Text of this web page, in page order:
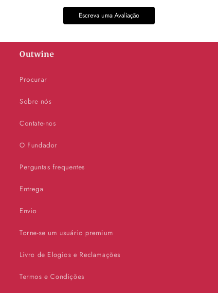
Escreva uma Avaliação
Outwine
Procurar
Sobre nós
Contate-nos
O Fundador
Perguntas frequentes
Entrega
Envio
Torne-se um usuário premium
Livro de Elogios e Reclamações
Termos e Condições